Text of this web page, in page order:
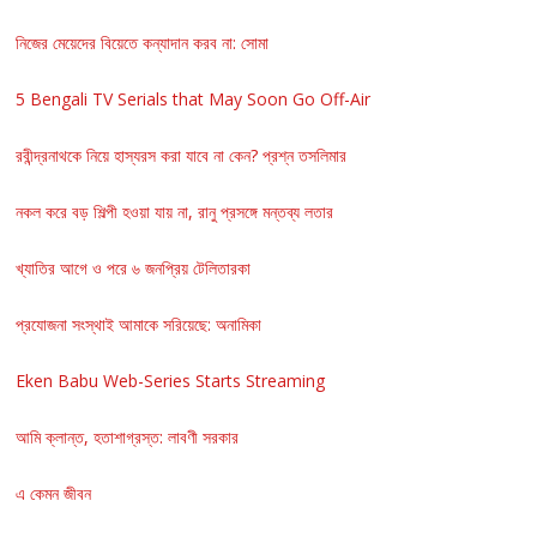
নিজের মেয়েদের বিয়েতে কন্যাদান করব না: সোমা
5 Bengali TV Serials that May Soon Go Off-Air
রবীন্দ্রনাথকে নিয়ে হাস্যরস করা যাবে না কেন? প্রশ্ন তসলিমার
নকল করে বড় শিল্পী হওয়া যায় না, রানু প্রসঙ্গে মন্তব্য লতার
খ্যাতির আগে ও পরে ৬ জনপ্রিয় টেলিতারকা
প্রযোজনা সংস্থাই আমাকে সরিয়েছে: অনামিকা
Eken Babu Web-Series Starts Streaming
আমি ক্লান্ত, হতাশাগ্রস্ত: লাবণী সরকার
এ কেমন জীবন